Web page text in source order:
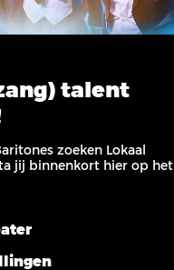
talent
zoeken Lokaal
jij binnenkort hier op het